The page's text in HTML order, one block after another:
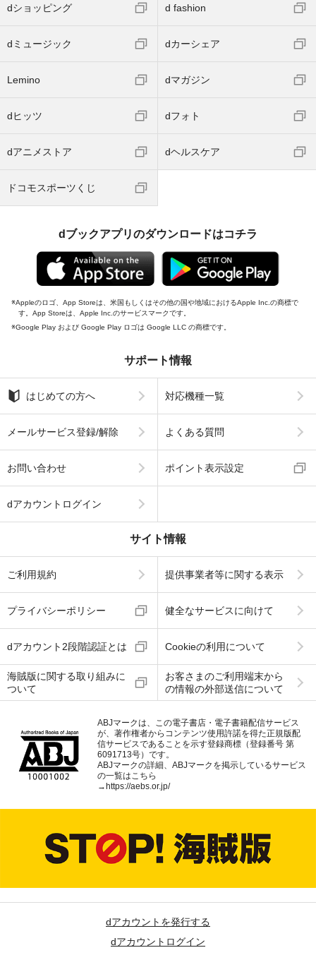
dショッピング d fashion
dミュージック dカーシェア
Lemino dマガジン
dヒッツ dフォト
dアニメストア dヘルスケア
ドコモスポーツくじ
dブックアプリのダウンロードはコチラ
Appleのロゴ、App Storeは、米国もしくはその他の国や地域におけるApple Inc.の商標で
す。App Storeは、Apple Inc.のサービスマークです。
Google Play および Google Play ロゴは Google LLC の商標です。
サポート情報
はじめての方へ 対応機種一覧
メールサービス登録/解除 よくある質問
お問い合わせ ポイント表示設定
dアカウントログイン
サイト情報
ご利用規約 提供事業者等に関する表示
プライバシーポリシー 健全なサービスに向けて
dアカウント2段階認証とは Cookieの利用について
海賊版に関する取り組みに
ついて
お客さまのご利用端末から
の情報の外部送信について
ABJマークは、この電子書店・電子書籍配信サービス
が、著作権者からコンテンツ使用許諾を得た正規版配
信サービスであることを示す登録商標（登録番号 第
6091713号）です。
ABJマークの詳細、ABJマークを掲示しているサービス
の一覧はこちら
→ https://aebs.or.jp/
dアカウントを発行する
dアカウントログイン